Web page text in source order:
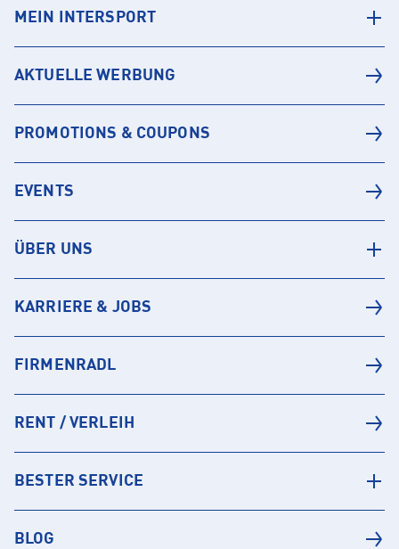
MEIN INTERSPORT
AKTUELLE WERBUNG
PROMOTIONS & COUPONS
EVENTS
ÜBER UNS
KARRIERE & JOBS
FIRMENRADL
RENT / VERLEIH
BESTER SERVICE
BLOG